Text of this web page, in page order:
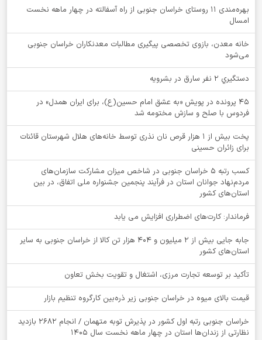
بهره‌مندی ۱۱ روستای خراسان جنوبی از راه آسفالته در چهار ماهه نخست
امسال
خانه معدن، بازوی تخصصی پیگیری مطالبات معدنکاران خراسان جنوبی
می‌شود
دستگيري 2 نفر سارق در بشرويه
۴۵ پرونده در پویش «به عشق امام حسین(ع)، برای ایران همدل» در
فردوس با صلح و سازش مختومه شد
پخت بیش از 1 هزار قرص نان نذری توسط خانه‌های هلال شهرستان قائنات
برای زائران حسینی
کسب رتبه ۵ خراسان جنوبی در شاخص میزان مشارکت سازمان‌های
مردم‌نهاد جوانان استان در فرآیند پنجمین جشنواره ملی اتفاق، در بین
استان‌های کشور
فرماندار: کارت‌های اضطراری افزایش می یابد
جابه جایی بیش از 2 میلیون و 404 هزار تن کالا از خراسان جنوبی به سایر
استان‌های کشور
تأکید بر توسعه تجارت مرزی، اشتغال و تقویت بخش تعاون
قیمت بالای میوه در خراسان جنوبی زیر ذره‌بین کارگروه تنظیم بازار
خراسان جنوبی رتبه اول کشور در پذیرش توبه متهمان / انجام ۲۶۸۲ بازدید
نظارتی از زندان‌ها استان در چهار ماهه نخست سال 1405